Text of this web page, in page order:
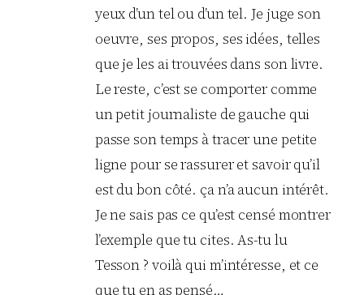
yeux d’un tel ou d’un tel. Je juge son
oeuvre, ses propos, ses idées, telles
que je les ai trouvées dans son livre.
Le reste, c’est se comporter comme
un petit journaliste de gauche qui
passe son temps à tracer une petite
ligne pour se rassurer et savoir qu’il
est du bon côté. ça n’a aucun intérêt.
Je ne sais pas ce qu’est censé montrer
l’exemple que tu cites. As-tu lu
Tesson ? voilà qui m’intéresse, et ce
que tu en as pensé…